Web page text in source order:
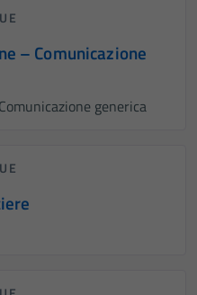
– Comunicazione
generica